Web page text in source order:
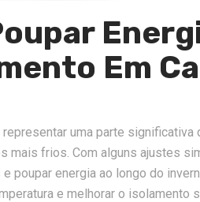
Em
uma parte significativa
mais frios. Com alguns ajustes
poupar energia ao longo do
e melhorar o isolamento